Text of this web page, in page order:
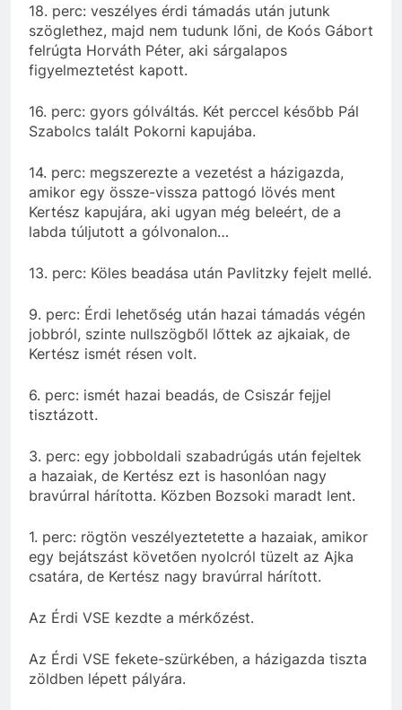
18. perc: veszélyes érdi támadás után jutunk
szöglethez, majd nem tudunk lőni, de Koós Gábort
felrúgta Horváth Péter, aki sárgalapos
figyelmeztetést kapott.
16. perc: gyors gólváltás. Két perccel később Pál
Szabolcs talált Pokorni kapujába.
14. perc: megszerezte a vezetést a házigazda,
amikor egy össze-vissza pattogó lövés ment
Kertész kapujára, aki ugyan még beleért, de a
labda túljutott a gólvonalon…
13. perc: Köles beadása után Pavlitzky fejelt mellé.
9. perc: Érdi lehetőség után hazai támadás végén
jobbról, szinte nullszögből lőttek az ajkaiak, de
Kertész ismét résen volt.
6. perc: ismét hazai beadás, de Csiszár fejjel
tisztázott.
3. perc: egy jobboldali szabadrúgás után fejeltek
a hazaiak, de Kertész ezt is hasonlóan nagy
bravúrral hárította. Közben Bozsoki maradt lent.
1. perc: rögtön veszélyeztetette a hazaiak, amikor
egy bejátszást követően nyolcról tüzelt az Ajka
csatára, de Kertész nagy bravúrral hárított.
Az Érdi VSE kezdte a mérkőzést.
Az Érdi VSE fekete-szürkében, a házigazda tiszta
zöldben lépett pályára.